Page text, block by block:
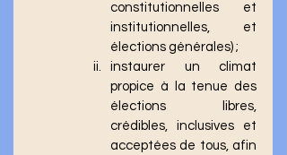
constitutionnelles et
institutionnelles, et
élections générales) ;
instaurer un climat
propice à la tenue des
élections libres,
crédibles, inclusives et
acceptées de tous, afin